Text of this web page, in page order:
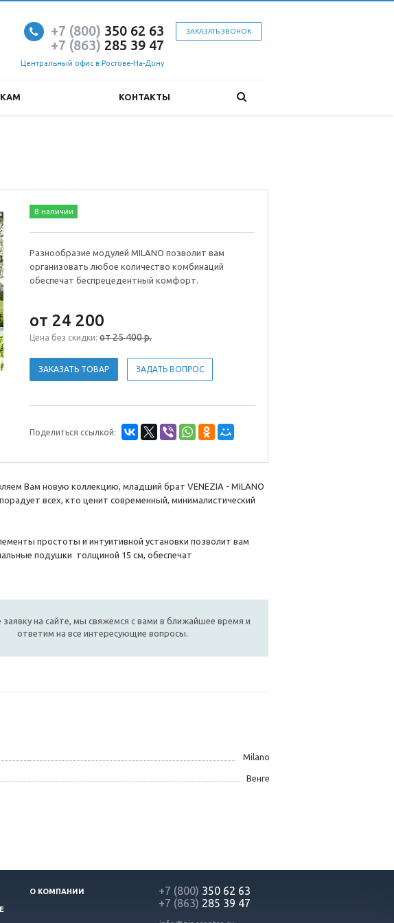
ЗАКАЗАТЬ ЗВОНОК
+7 (800) 350 62 63
+7 (863) 285 39 47
Центральный офис в Ростове-На-Дону
КОНТАКТЫ
В наличии
Разнообразие модулей MILANO позволит вам
организовать любое количество комбинаций
обеспечат беспрецедентный комфорт.
от 24 200
Цена без скидки: от 25 400 р.
ЗАКАЗАТЬ ТОВАР ЗАДАТЬ ВОПРОС
Поделиться ссылкой:
Вам новую коллекцию, младший брат VENEZIA - MILANO
всех, кто ценит современный, минималистический
простоты и интуитивной установки позволит вам
подушки толщиной 15 см, обеспечат
на сайте, мы свяжемся с вами в ближайшее время и
ответим на все интересующие вопросы.
Milano
Венге
О КОМПАНИИ +7 (800) 350 62 63
+7 (863) 285 39 47